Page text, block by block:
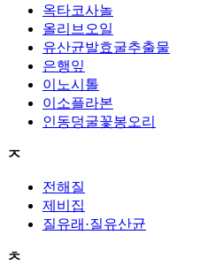
옥타코사놀
올리브오일
유산균발효굴추출물
은행잎
이노시톨
이소플라본
인동덩굴꽃봉오리
ㅈ
전해질
제비집
질유래·질유산균
ㅊ